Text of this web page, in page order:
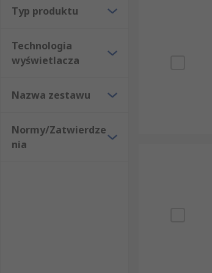
Typ produktu
Technologia
wyświetlacza
Nazwa zestawu
Normy/Zatwierdze
nia